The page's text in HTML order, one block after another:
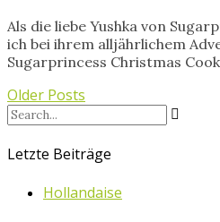
Als die liebe Yushka von
ich bei ihrem alljährlichem
Sugarprincess Christmas
Older Posts
Letzte Beiträge
Hollandaise